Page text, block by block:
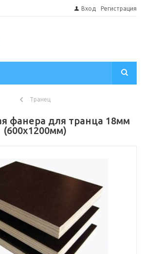
Вход Регистрация
Транец
фанера для транца 18мм
(600х1200мм)